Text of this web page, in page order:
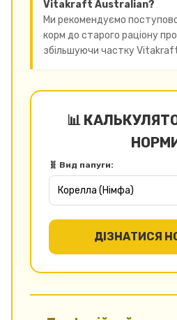
Vitakraft Australian?
Ми рекомендуємо
корм до старого раціону
збільшуючи частку
📊
🧬 Вид папуги:
ДІЗНАТИСЯ